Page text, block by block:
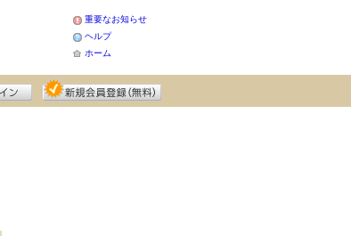
重要なお知らせ
ヘルプ
ホーム